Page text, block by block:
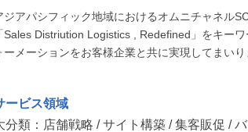
ジアパシフィック地域におけるオムニチャネル
Sales Distriution Logistics , Redefined」をキー
ーメーションをお客様企業と共に実現してまいり
ービス領域
分類： 店舗戦略 / サイト構築 / 集客販促 /